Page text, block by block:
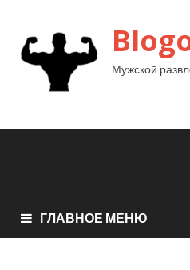
Мужской
ГЛАВНОЕ МЕНЮ